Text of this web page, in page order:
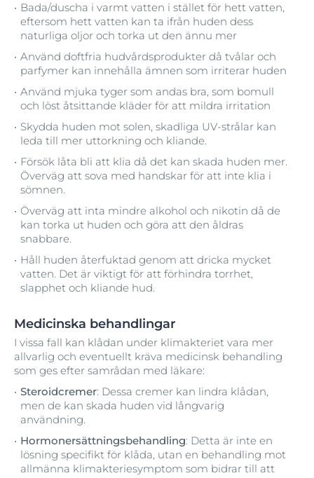
Bada/duscha i varmt vatten i stället för hett vatten,
eftersom hett vatten kan ta ifrån huden dess
naturliga oljor och torka ut den ännu mer
Använd doftfria hudvårdsprodukter då tvålar och
parfymer kan innehålla ämnen som irriterar huden
Använd mjuka tyger som andas bra, som bomull
och löst åtsittande kläder för att mildra irritation
Skydda huden mot solen, skadliga UV-strålar kan
leda till mer uttorkning och kliande.
Försök låta bli att klia då det kan skada huden mer.
Överväg att sova med handskar för att inte klia i
sömnen.
Överväg att inta mindre alkohol och nikotin då de
kan torka ut huden och göra att den åldras
snabbare.
Håll huden återfuktad genom att dricka mycket
vatten. Det är viktigt för att förhindra torrhet,
slapphet och kliande hud.
Medicinska behandlingar
I vissa fall kan klådan under klimakteriet vara mer
allvarlig och eventuellt kräva medicinsk behandling
som ges efter samrådan med läkare:
Steroidcremer: Dessa cremer kan lindra klådan,
men de kan skada huden vid långvarig
användning.
Hormonersättningsbehandling: Detta är inte en
lösning specifikt för klåda, utan en behandling mot
allmänna klimakteriesymptom som bidrar till att